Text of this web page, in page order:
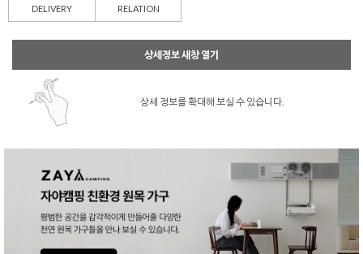
DELIVERY RELATION
상세정보 새창 열기
상세 정보를 확대해 보실 수 있습니다.